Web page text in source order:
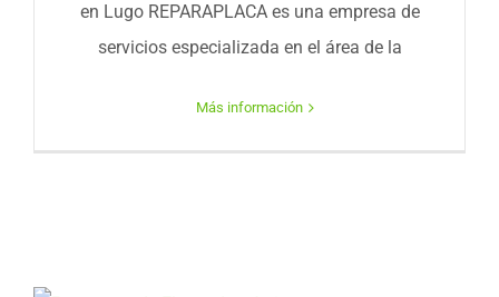
en Lugo REPARAPLACA es una empresa de
servicios especializada en el área de la
Más información